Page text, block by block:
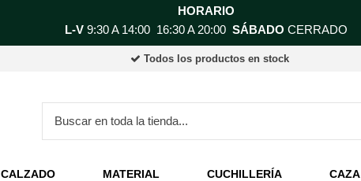
HORARIO
L-V 9:30 A 14:00 16:30 A 20:00 SÁBADO CERRADO
Todos los productos en stock
CALZADO MATERIAL CUCHILLERÍA CAZA